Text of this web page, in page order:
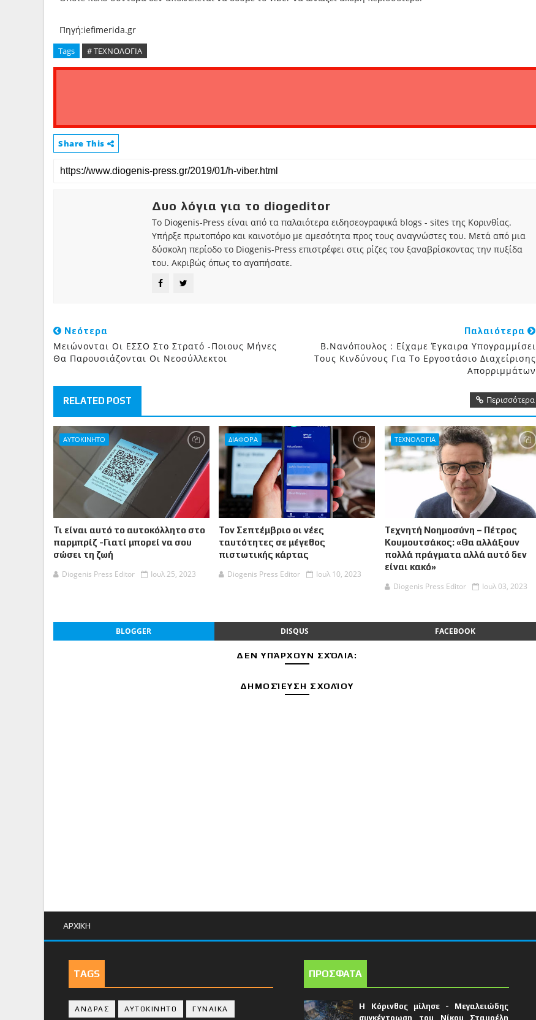
Πηγή:iefimerida.gr
Tags # ΤΕΧΝΟΛΟΓΙΑ
Share This
Δυο λόγια για το diogeditor
Το Diogenis-Press είναι από τα παλαιότερα ειδησεογραφικά blogs - sites της Κορινθίας.
Υπήρξε πρωτοπόρο και καινοτόμο με αμεσότητα προς τους αναγνώστες του. Μετά από μια
δύσκολη περίοδο το Diogenis-Press επιστρέφει στις ρίζες του ξαναβρίσκοντας την πυξίδα
του. Ακριβώς όπως το αγαπήσατε.
Νεότερα
Μειώνονται Οι ΕΣΣΟ Στο Στρατό -Ποιους Μήνες
Θα Παρουσιάζονται Οι Νεοσύλλεκτοι
Παλαιότερα
Β.Νανόπουλος : Είχαμε Έγκαιρα Υπογραμμίσει
Τους Κινδύνους Για Το Εργοστάσιο Διαχείρισης
Απορριμμάτων
RELATED POST Περισσότερα
ΑΥΤΟΚΙΝΗΤΟ
Τι είναι αυτό το αυτοκόλλητο στο
παρμπρίζ -Γιατί μπορεί να σου
σώσει τη ζωή
Diogenis Press Editor
Ιουλ 25, 2023
ΔΙΑΦΟΡΑ
Τον Σεπτέμβριο οι νέες
ταυτότητες σε μέγεθος
πιστωτικής κάρτας
Diogenis Press Editor
Ιουλ 10, 2023
ΤΕΧΝΟΛΟΓΙΑ
Τεχνητή Νοημοσύνη – Πέτρος
Κουμουτσάκος: «Θα αλλάξουν
πολλά πράγματα αλλά αυτό δεν
είναι κακό»
Diogenis Press Editor
Ιουλ 03, 2023
BLOGGER DISQUS FACEBOOK
ΔΕΝ ΥΠΆΡΧΟΥΝ ΣΧΌΛΙΑ:
ΔΗΜΟΣΊΕΥΣΗ ΣΧΟΛΊΟΥ
ΑΡΧΙΚΗ
TAGS
ΑΝΔΡΑΣ ΑΥΤΟΚΙΝΗΤΟ ΓΥΝΑΙΚΑ
ΠΡΟΣΦΑΤΑ
Η Κόρινθος μίλησε - Μεγαλειώδης
συγκέντρωση του Νίκου Σταυρέλη